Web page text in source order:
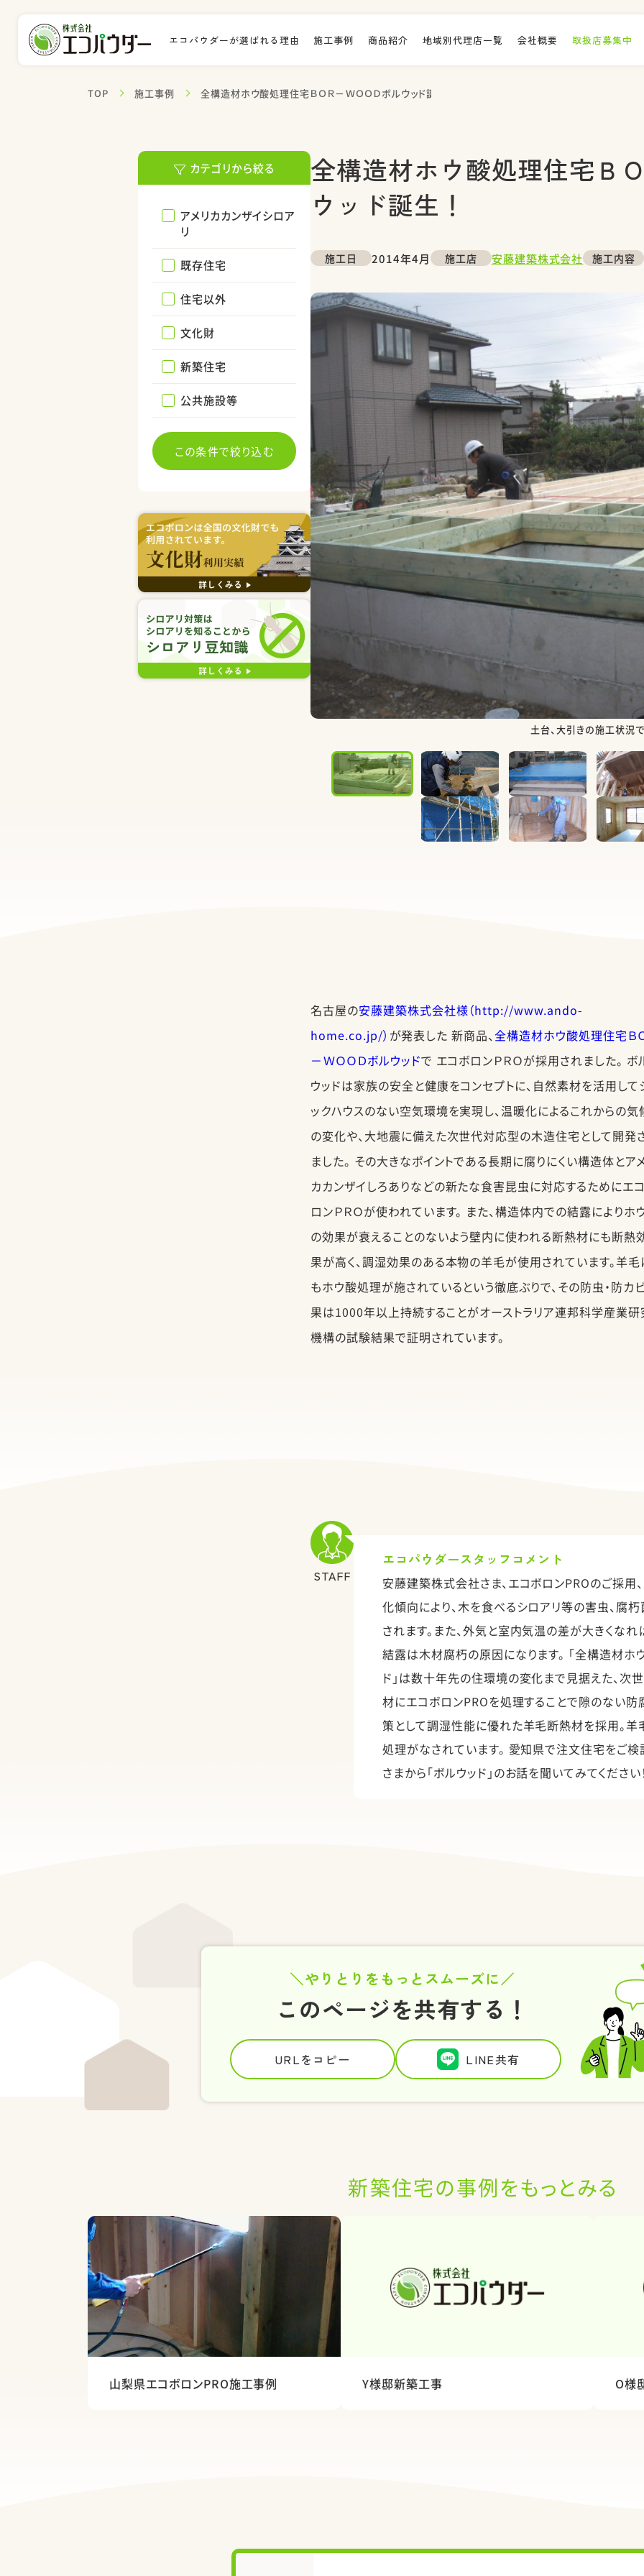
エコパウダーが選ばれる理由 施工事例 商品紹介 地域別代理店一覧 会社概要 取扱店募集中
TOP 施工事例 全構造材ホウ酸処理住宅ＢＯＲ－ＷＯＯＤボルウッド誕生！
全構造材ホウ酸処理住宅Ｂ
ウッド誕生！
施工日 2014年4月 施工店 安藤建築株式会社 施工内容
土台、大引きの施工状況で
名古屋の安藤建築株式会社様（http://www.ando-
home.co.jp/） が発表した 新商品、全構造材ホウ酸処理住宅Ｂ
－ＷＯＯＤボルウッドで エコボロンＰＲＯが採用されました。 ボ
ウッドは家族の安全と健康をコンセプトに、自然素材を活用して
ックハウスのない空気環境を実現し、温暖化によるこれからの気
の変化や、大地震に備えた次世代対応型の木造住宅として開発
ました。 その大きなポイントである長期に腐りにくい構造体とア
カカンザイしろありなどの新たな食害昆虫に対応するためにエ
ロンＰＲＯが使われています。 また、構造体内での結露によりホ
の効果が衰えることのないよう壁内に使われる断熱材にも断熱
果が高く、調湿効果のある本物の羊毛が使用されています。羊毛
もホウ酸処理が施されているという徹底ぶりで、その防虫・防カ
果は1000年以上持続することがオーストラリア連邦科学産業研
機構の試験結果で証明されています。
STAFF
エコパウダースタッフコメント
安藤建築株式会社さま、エコボロンPROのご採用
化傾向により、木を食べるシロアリ等の害虫、腐
されます。また、外気と室内気温の差が大きくな
結露は木材腐朽の原因になります。 「全構造材ホ
ド」は数十年先の住環境の変化まで見据えた、次
材にエコボロンPROを処理することで隙のない防
策として調湿性能に優れた羊毛断熱材を採用。
処理がなされています。 愛知県で注文住宅をご
さまから「ボルウッド」のお話を聞いてみてください
カテゴリから絞る
アメリカカンザイシロア
リ
既存住宅
住宅以外
文化財
新築住宅
公共施設等
この条件で絞り込む
やりとりをもっとスムーズに
このページを共有する！
URLをコピー LINE共有
新築住宅の事例をもっとみる
山梨県エコボロンPRO施工事例 Y様邸新築工事 O様